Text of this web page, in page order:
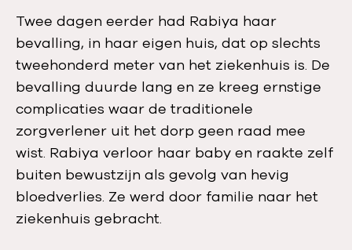
Twee dagen eerder had Rabiya haar
bevalling, in haar eigen huis, dat op slechts
tweehonderd meter van het ziekenhuis is. De
bevalling duurde lang en ze kreeg ernstige
complicaties waar de traditionele
zorgverlener uit het dorp geen raad mee
wist. Rabiya verloor haar baby en raakte zelf
buiten bewustzijn als gevolg van hevig
bloedverlies. Ze werd door familie naar het
ziekenhuis gebracht.